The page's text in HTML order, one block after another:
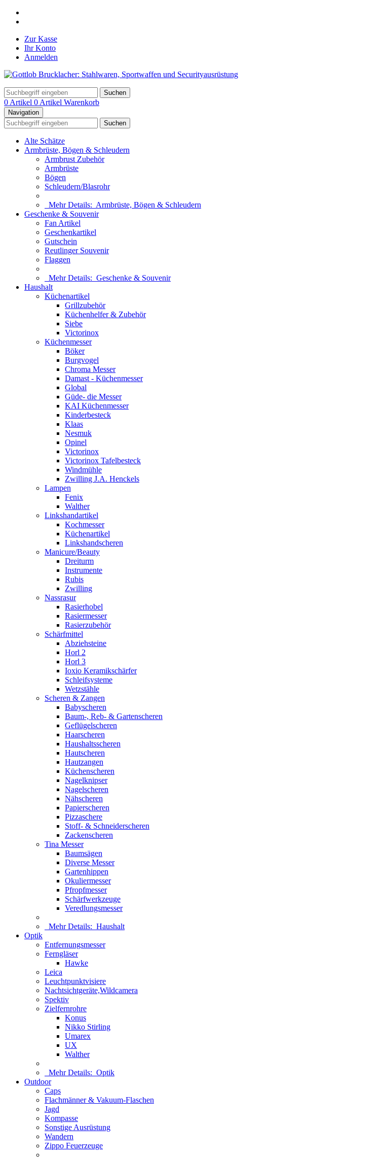
Zur Kasse
Ihr Konto
Anmelden
Suchen
0 Artikel 0 Artikel Warenkorb
Navigation
Suchen
Alte Schätze
Armbrüste, Bögen & Schleudern
Armbrust Zubehör
Armbrüste
Bögen
Schleudern/Blasrohr
Mehr Details: Armbrüste, Bögen & Schleudern
Geschenke & Souvenir
Fan Artikel
Geschenkartikel
Gutschein
Reutlinger Souvenir
Flaggen
Mehr Details: Geschenke & Souvenir
Haushalt
Küchenartikel
Grillzubehör
Küchenhelfer & Zubehör
Siebe
Victorinox
Küchenmesser
Böker
Burgvogel
Chroma Messer
Damast - Küchenmesser
Global
Güde- die Messer
KAI Küchenmesser
Kinderbesteck
Klaas
Nesmuk
Opinel
Victorinox
Victorinox Tafelbesteck
Windmühle
Zwilling J.A. Henckels
Lampen
Fenix
Walther
Linkshandartikel
Kochmesser
Küchenartikel
Linkshandscheren
Manicure/Beauty
Dreiturm
Instrumente
Rubis
Zwilling
Nassrasur
Rasierhobel
Rasiermesser
Rasierzubehör
Schärfmittel
Abziehsteine
Horl 2
Horl 3
Ioxio Keramikschärfer
Schleifsysteme
Wetzstähle
Scheren & Zangen
Babyscheren
Baum-, Reb- & Gartenscheren
Geflügelscheren
Haarscheren
Haushaltsscheren
Hautscheren
Hautzangen
Küchenscheren
Nagelknipser
Nagelscheren
Nähscheren
Papierscheren
Pizzaschere
Stoff- & Schneiderscheren
Zackenscheren
Tina Messer
Baumsägen
Diverse Messer
Gartenhippen
Okuliermesser
Pfropfmesser
Schärfwerkzeuge
Veredlungsmesser
Mehr Details: Haushalt
Optik
Entfernungsmesser
Ferngläser
Hawke
Leica
Leuchtpunktvisiere
Nachtsichtgeräte,Wildcamera
Spektiv
Zielfernrohre
Konus
Nikko Stirling
Umarex
UX
Walther
Mehr Details: Optik
Outdoor
Caps
Flachmänner & Vakuum-Flaschen
Jagd
Kompasse
Sonstige Ausrüstung
Wandern
Zippo Feuerzeuge